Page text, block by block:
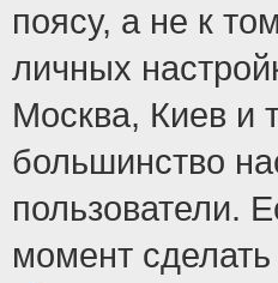
поясу, а не к
личных
Москва, Киев и
большинство
пользователи.
момент сделать